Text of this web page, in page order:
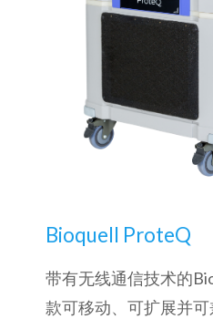
Bioquell ProteQ
带有无线通信技术的
款可移动、可扩展并